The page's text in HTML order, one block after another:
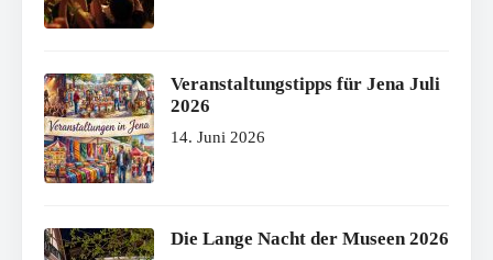
Veranstaltungstipps für Jena Juli
2026
14. Juni 2026
Die Lange Nacht der Museen 2026